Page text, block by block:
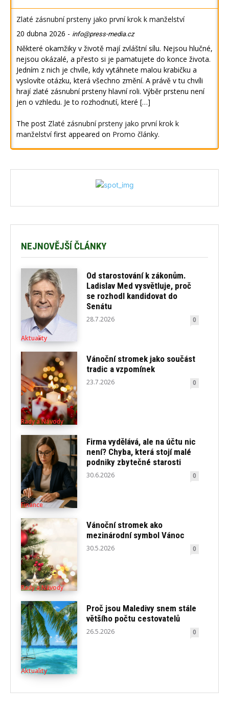
Zlaté zásnubní prsteny jako první krok k manželství
20 dubna 2026 - info@press-media.cz
Některé okamžiky v životě mají zvláštní sílu. Nejsou hlučné,
nejsou okázalé, a přesto si je pamatujete do konce života.
Jedním z nich je chvíle, kdy vytáhnete malou krabičku a
vyslovíte otázku, která všechno změní. A právě v tu chvíli
hrají zlaté zásnubní prsteny hlavní roli. Výběr prstenu není
jen o vzhledu. Je to rozhodnutí, které […]
The post Zlaté zásnubní prsteny jako první krok k
manželstvífirst appeared on Promo články.
NEJNOVĚJŠÍ ČLÁNKY
Aktuality
Od starostování k zákonům.
Ladislav Med vysvětluje, proč
se rozhodl kandidovat do
Senátu
28.7.2026 0
Rady a Návody
Vánoční stromek jako součást
tradic a vzpomínek
23.7.2026 0
Finance
Firma vydělává, ale na účtu nic
není? Chyba, která stojí malé
podniky zbytečné starosti
30.6.2026 0
Rady a Návody
Vánoční stromek ako
mezinárodní symbol Vánoc
30.5.2026 0
Aktuality
Proč jsou Maledivy snem stále
většího počtu cestovatelů
26.5.2026 0